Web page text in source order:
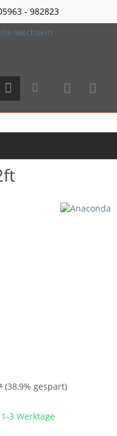
982823
(38,9% gespart)
3 Werktage